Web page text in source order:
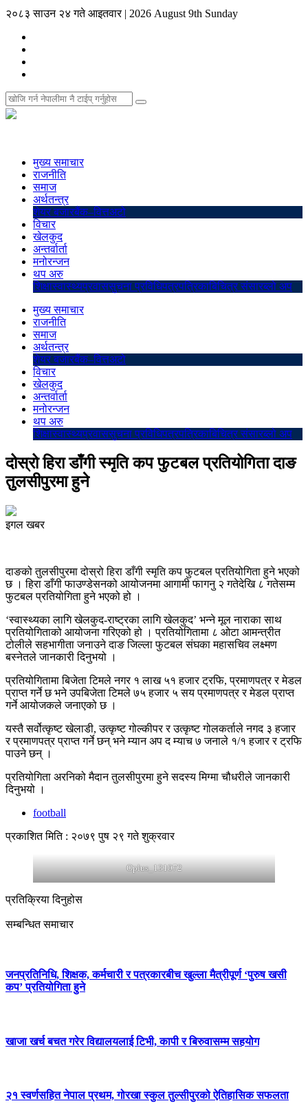
२०८३ साउन २४ गते आइतवार | 2026 August 9th Sunday
मुख्य समाचार
राजनीति
समाज
अर्थतन्त्र
शेयर बजारबैंक–वित्तअटो
विचार
खेलकुद
अन्तर्वार्ता
मनोरन्जन
थप अरु
शिक्षास्वास्थ्यप्रवाससुचना प्रविधिपत्रपत्रिकाबिचित्र संसारब्लो अप
मुख्य समाचार
राजनीति
समाज
अर्थतन्त्र
शेयर बजारबैंक–वित्तअटो
विचार
खेलकुद
अन्तर्वार्ता
मनोरन्जन
थप अरु
शिक्षास्वास्थ्यप्रवाससुचना प्रविधिपत्रपत्रिकाबिचित्र संसारब्लो अप
दोस्रो हिरा डाँगी स्मृति कप फुटबल प्रतियोगिता दाङ
तुलसीपुरमा हुने
इगल खबर
दाङको तुलसीपुरमा दोस्रो हिरा डाँगी स्मृति कप फुटबल प्रतियोगिता हुने भएको
छ । हिरा डाँगी फाउण्डेसनको आयोजनमा आगामी फागनु २ गतेदेखि ८ गतेसम्म
फुटबल प्रतियोगिता हुने भएको हो ।
‘स्वास्थ्यका लागि खेलकुद-राष्ट्रका लागि खेलकुद’ भन्ने मूल नाराका साथ
प्रतियोगिताको आयोजना गरिएको हो । प्रतियोगितामा ८ ओटा आमन्त्रीत
टोलीले सहभागीता जनाउने दाङ जिल्ला फुटबल संघका महासचिव लक्ष्मण
बस्नेतले जानकारी दिनुभयो ।
प्रतियोगितामा बिजेता टिमले नगर १ लाख ५१ हजार ट्रफि, प्रमाणपत्र र मेडल
प्राप्त गर्ने छ भने उपबिजेता टिमले ७५ हजार ५ सय प्रमाणपत्र र मेडल प्राप्त
गर्ने आयोजकले जनाएको छ ।
यस्तै सर्वोत्कृष्ट खेलाडी, उत्कृष्ट गोल्कीपर र उत्कृष्ट गोलकर्ताले नगद ३ हजार
र प्रमाणपत्र प्राप्त गर्ने छन् भने म्यान अप द म्याच ७ जनाले १/१ हजार र ट्रफि
पाउने छन् ।
प्रतियोगिता अरनिको मैदान तुलसीपुरमा हुने सदस्य मिग्मा चौधरीले जानकारी
दिनुभयो ।
football
प्रकाशित मिति : २०७९ पुष २९ गते शुक्रवार
Oplus_131072
प्रतिक्रिया दिनुहोस
सम्बन्धित समाचार
जनप्रतिनिधि, शिक्षक, कर्मचारी र पत्रकारबीच खुल्ला मैत्रीपूर्ण ‘पुरुष खसी
कप’ प्रतियोगिता हुने
खाजा खर्च बचत गरेर विद्यालयलाई टिभी, कापी र बिरुवासम्म सहयोग
२१ स्वर्णसहित नेपाल प्रथम, गोरखा स्कुल तुल्सीपुरको ऐतिहासिक सफलता